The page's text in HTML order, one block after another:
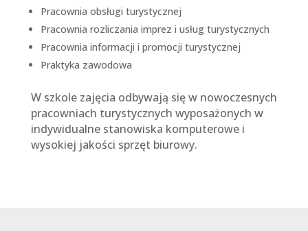
Pracownia obsługi turystycznej
Pracownia rozliczania imprez i usług turystycznych
Pracownia informacji i promocji turystycznej
Praktyka zawodowa
W szkole zajęcia odbywają się w nowoczesnych
pracowniach turystycznych wyposażonych w
indywidualne stanowiska komputerowe i
wysokiej jakości sprzęt biurowy.